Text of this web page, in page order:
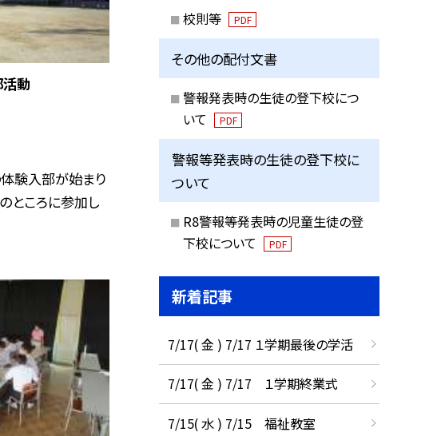
活動
験入部が始まり
ところに参加し
校則等 PDF
その他の配付文書
警報発表時の生徒の登下校につ
いて
PDF
警報等発表時の生徒の登下校に
ついて
R8警報等発表時の児童生徒の登
下校について
PDF
新着記事
7/17( 金 ) 7/17 １学期最後の学活
7/17( 金 ) 7/17 １学期終業式
7/15( 水 ) 7/15 福祉教室